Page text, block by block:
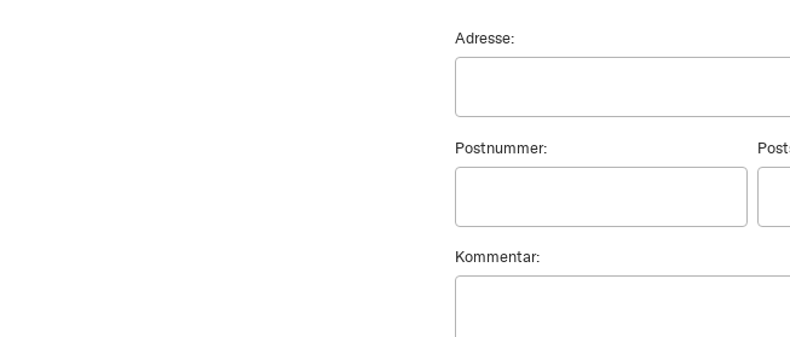
Adresse:
Postnummer:
Kommentar: